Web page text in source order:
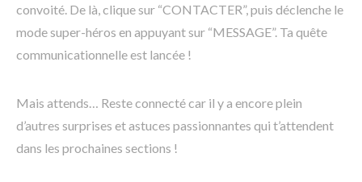
convoité. De là, clique sur “CONTACTER”, puis déclenche le
mode super-héros en appuyant sur “MESSAGE”. Ta quête
communicationnelle est lancée !
Mais attends… Reste connecté car il y a encore plein
d’autres surprises et astuces passionnantes qui t’attendent
dans les prochaines sections !